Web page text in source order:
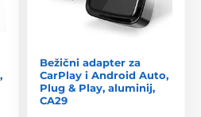
Bežični adapter za
CarPlay i Android Auto,
Plug & Play, aluminij,
CA29